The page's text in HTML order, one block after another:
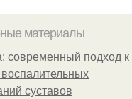
материалы
современный подход к
суставов